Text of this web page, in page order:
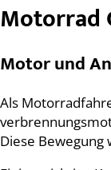
Motorrad
Motor und
Als
Diese